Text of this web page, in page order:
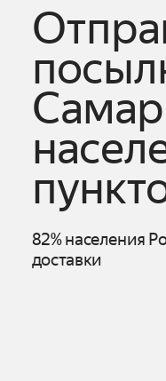
82% населения
доставки